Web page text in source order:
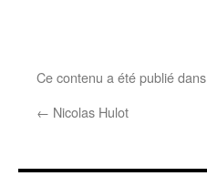
Ce contenu a été publié dans
← Nicolas Hulot